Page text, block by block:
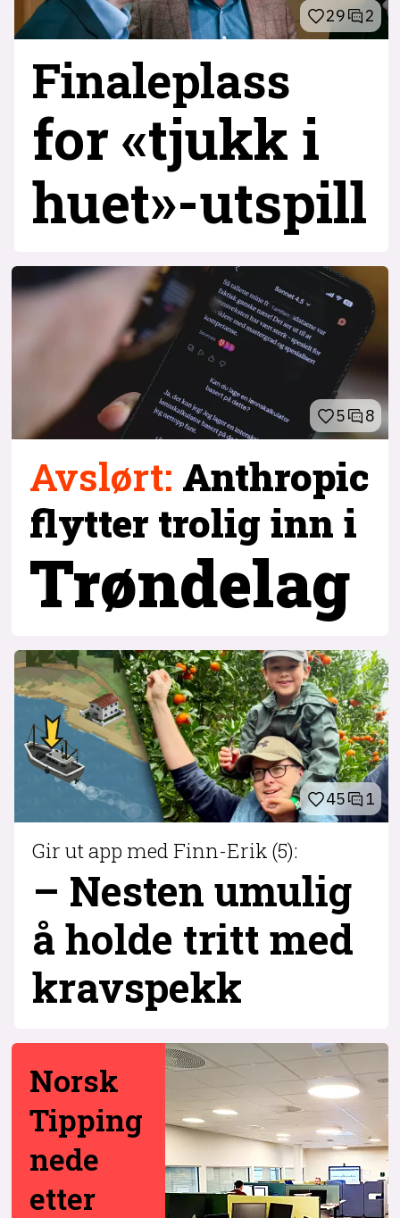
29 2
Finaleplass
for «tjukk i
huet»-utspill
5 8
Avslørt: Anthropic
flytter trolig inn i
Trøndelag
45 1
Gir ut app med Finn-Erik (5):
– Nesten umulig
å holde tritt med
krav­spekk
Norsk
Tipping
nede
etter